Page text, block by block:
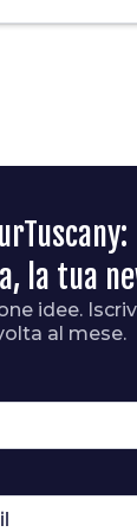
la tua
idee.
al mese.